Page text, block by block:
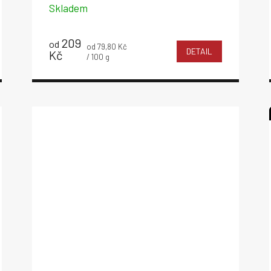
Skladem
od 209
Kč
Měrná
cena:
od 79,80 Kč
/ 100 g
DETAIL